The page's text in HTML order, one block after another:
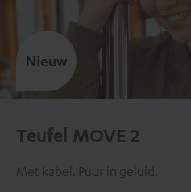
Teufel MOVE 2
Met kabel. Puur in geluid.
Nieuw